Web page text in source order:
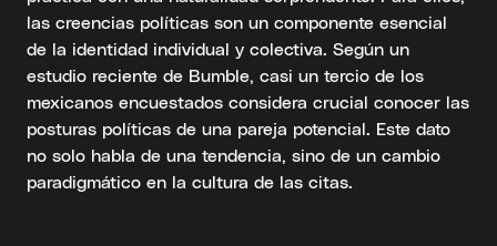
las creencias políticas son un componente esencial
de la identidad individual y colectiva. Según un
estudio reciente de Bumble, casi un tercio de los
mexicanos encuestados considera crucial conocer las
posturas políticas de una pareja potencial. Este dato
no solo habla de una tendencia, sino de un cambio
paradigmático en la cultura de las citas.